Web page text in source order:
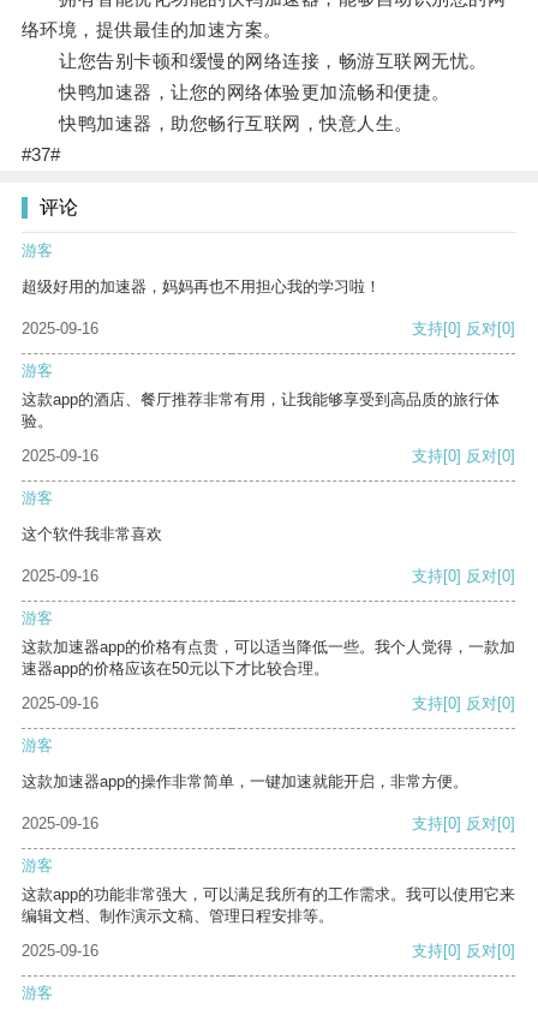
络环境，提供最佳的加速方案。
让您告别卡顿和缓慢的网络连接，畅游互联网无忧。
快鸭加速器，让您的网络体验更加流畅和便捷。
快鸭加速器，助您畅行互联网，快意人生。
#37#
评论
游客
超级好用的加速器，妈妈再也不用担心我的学习啦！
2025-09-16 支持[0] 反对[0]
游客
这款app的酒店、餐厅推荐非常有用，让我能够享受到高品质的旅行体
验。
2025-09-16
支持[0] 反对[0]
游客
这个软件我非常喜欢
2025-09-16 支持[0] 反对[0]
游客
这款加速器app的价格有点贵，可以适当降低一些。我个人觉得，一款加
速器app的价格应该在50元以下才比较合理。
2025-09-16
支持[0] 反对[0]
游客
这款加速器app的操作非常简单，一键加速就能开启，非常方便。
2025-09-16 支持[0] 反对[0]
游客
这款app的功能非常强大，可以满足我所有的工作需求。我可以使用它来
编辑文档、制作演示文稿、管理日程安排等。
2025-09-16
支持[0] 反对[0]
游客